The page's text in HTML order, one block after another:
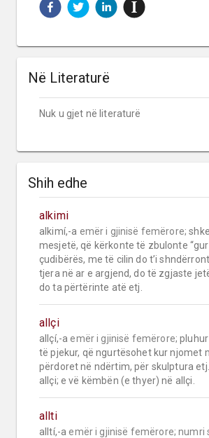
Në Literaturë
Nuk u gjet në literaturë
Shih edhe
alkimi
alkimí,-a emër i gjinisë femërore;
mesjetë, që kërkonte të zbulonte
çudibërës, me të cilin do t’i
tjera në ar e argjend, do të zgjaste
do ta përtërinte atë etj.
allçi
allçí,-a emër i gjinisë femërore;
të pjekur, që ngurtësohet kur njomet
përdoret në ndërtim, për skulptura
allçi; e vë këmbën (e thyer) në allçi.
allti
alltí,-a emër i gjinisë femërore; numri